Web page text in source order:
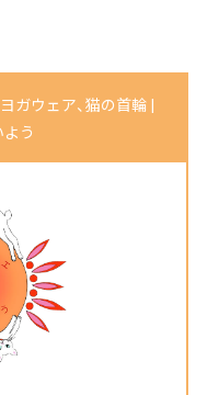
ガウェア、猫の首輪 |
う